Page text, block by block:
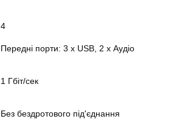
4
Передні порти: 3 х USB, 2 х Аудіо
1 Гбіт/сек
Без бездротового під'єднання